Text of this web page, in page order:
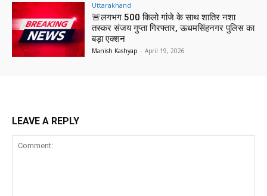
Uttarakhand
🚨लगभग 500 किलो गांजे के साथ शातिर नशा
तस्कर संजय गुप्ता गिरफ्तार, ऊधमसिंहनगर पुलिस का
बड़ा एक्शन
Manish Kashyap - April 19, 2026
LEAVE A REPLY